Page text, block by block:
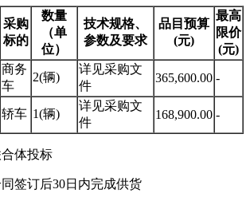
采购
标的
数量
（单
位）
技术规格、
参数及要求
品目预算
(元)
最高
限价
(元)
商务
车
2(辆)
详见采购文
件
365,600.00 -
轿车 1(辆)
详见采购文
件
168,900.00 -
体投标
签订后30日内完成供货